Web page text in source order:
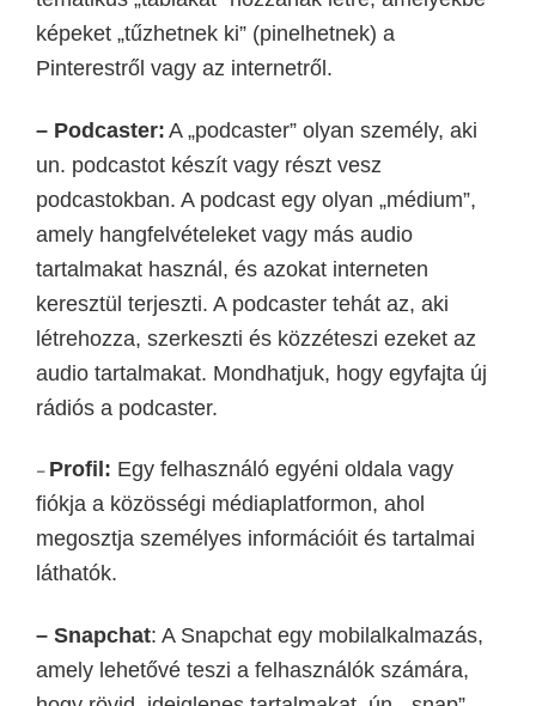
képeket „tűzhetnek ki” (pinelhetnek) a
Pinterestről vagy az internetről.
– Podcaster: A „podcaster” olyan személy, aki
un. podcastot készít vagy részt vesz
podcastokban. A podcast egy olyan „médium”,
amely hangfelvételeket vagy más audio
tartalmakat használ, és azokat interneten
keresztül terjeszti. A podcaster tehát az, aki
létrehozza, szerkeszti és közzéteszi ezeket az
audio tartalmakat. Mondhatjuk, hogy egyfajta új
rádiós a podcaster.
– Profil: Egy felhasználó egyéni oldala vagy
fiókja a közösségi médiaplatformon, ahol
megosztja személyes információit és tartalmai
láthatók.
– Snapchat: A Snapchat egy mobilalkalmazás,
amely lehetővé teszi a felhasználók számára,